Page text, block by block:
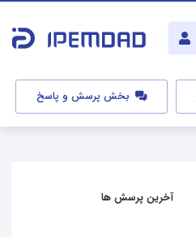
بخش پرسش و پاسخ
آخرین پرسش ها